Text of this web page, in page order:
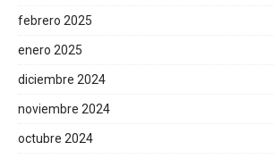
febrero 2025
enero 2025
diciembre 2024
noviembre 2024
octubre 2024